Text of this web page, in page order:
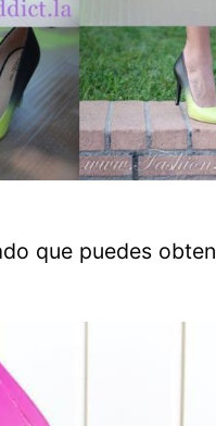
que puedes